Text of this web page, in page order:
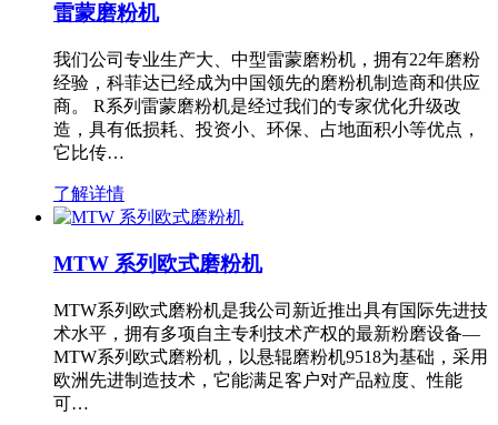
雷蒙磨粉机
我们公司专业生产大、中型雷蒙磨粉机，拥有22年磨粉
经验，科菲达已经成为中国领先的磨粉机制造商和供应
商。 R系列雷蒙磨粉机是经过我们的专家优化升级改
造，具有低损耗、投资小、环保、占地面积小等优点，
它比传…
了解详情
MTW 系列欧式磨粉机
MTW系列欧式磨粉机是我公司新近推出具有国际先进技
术水平，拥有多项自主专利技术产权的最新粉磨设备—
MTW系列欧式磨粉机，以悬辊磨粉机9518为基础，采用
欧洲先进制造技术，它能满足客户对产品粒度、性能
可…